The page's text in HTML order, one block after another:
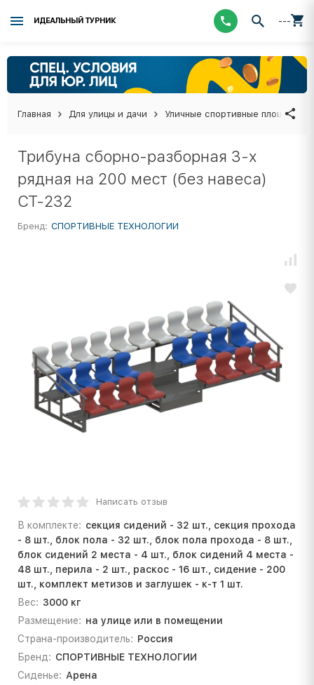
ИДЕАЛЬНЫЙ ТУРНИК ---
Главная Для улицы и дачи Уличные спортивные площадки
Трибуна сборно-разборная 3-х
рядная на 200 мест (без навеса)
СТ-232
Бренд: СПОРТИВНЫЕ ТЕХНОЛОГИИ
Написать отзыв
В комплекте: секция сидений - 32 шт., секция прохода
- 8 шт., блок пола - 32 шт., блок пола прохода - 8 шт.,
блок сидений 2 места - 4 шт., блок сидений 4 места -
48 шт., перила - 2 шт., раскос - 16 шт., сидение - 200
шт., комплект метизов и заглушек - к-т 1 шт.
Вес: 3000 кг
Размещение: на улице или в помещении
Страна-производитель: Россия
Бренд: СПОРТИВНЫЕ ТЕХНОЛОГИИ
Сиденье: Арена